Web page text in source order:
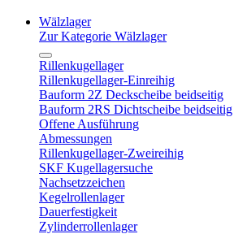
Wälzlager
Zur Kategorie Wälzlager
Rillenkugellager
Rillenkugellager-Einreihig
Bauform 2Z Deckscheibe beidseitig
Bauform 2RS Dichtscheibe beidseitig
Offene Ausführung
Abmessungen
Rillenkugellager-Zweireihig
SKF Kugellagersuche
Nachsetzzeichen
Kegelrollenlager
Dauerfestigkeit
Zylinderrollenlager